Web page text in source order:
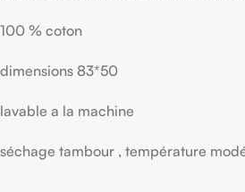
100 % coton
dimensions 83*50
lavable a la machine
séchage tambour , température